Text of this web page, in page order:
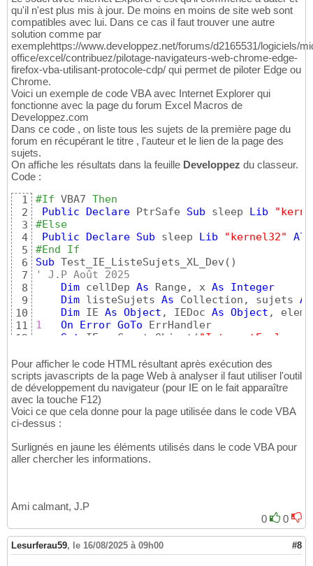
qu'il n'est plus mis à jour. De moins en moins de site web sont
compatibles avec lui. Dans ce cas il faut trouver une autre
solution comme par
exemplehttps://www.developpez.net/forums/d2165531/logiciels/
office/excel/contribuez/pilotage-navigateurs-web-chrome-edge-
firefox-vba-utilisant-protocole-cdp/ qui permet de piloter Edge ou
Chrome.
Voici un exemple de code VBA avec Internet Explorer qui
fonctionne avec la page du forum Excel Macros de
Developpez.com
Dans ce code , on liste tous les sujets de la première page du
forum en récupérant le titre , l'auteur et le lien de la page des
sujets.
On affiche les résultats dans la feuille Developpez du classeur.
Code :
1
2
3
4
5
6
7
8
9
10
11
12
14
15
16
17
18
19
21
22
25
26
27
28
29
#If VBA7 Then
Public
Declare PtrSafe Sub sleep Lib
#Else
Public
Declare Sub sleep Lib "kernel32"
#End If
Sub Test_IE_ListeSujets_XL_Dev ( )
' J.P Août 2025
Dim cellDep As Range, x As
Integer
Dim listeSujets As Collection, sujets As
Dim IE As Object , IEDoc As Object , elem
1
On Error GoTo ErrHandler
Set
IE = CreateObject (
2
   IE.navigate
"https://
"microsoft-Office/
3
   WaitReady IE
' attente du chargement de
4
With
5
      Sheets
("Developpez").Range( "A2:C100"
6
       Debug.Print
("==================
For x = 0 To
' Debug.Print
' Debug.Print
8
         cellDep.offset
(x, 0).value =
9
         cellDep.offset
(x, 1).value =
10
        cellDep.offset
(x, 2).value =
Pour afficher le code HTML résultant après exécution des
scripts javascripts de la page Web à analyser il faut utiliser l'outil
de développement du navigateur (pour IE on le fait apparaître
avec la touche F12)
Voici ce que cela donne pour la page utilisée dans le code VBA
ci-dessus :
Surlignés en jaune les éléments utilisés dans le code VBA pour
aller chercher les informations.
Ami calmant, J.P
0
0
Lesurferau59, le 16/08/2025 à 09h00 #8